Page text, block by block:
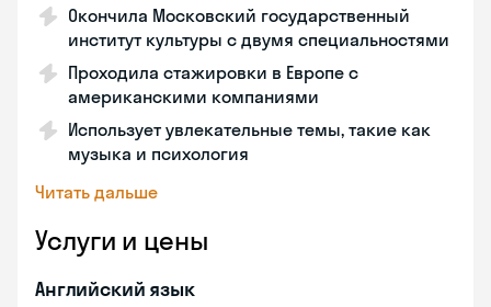
Окончила Московский государственный
институт культуры с двумя специальностями
Проходила стажировки в Европе с
американскими компаниями
Использует увлекательные темы, такие как
музыка и психология
Читать дальше
Услуги и цены
Английский язык